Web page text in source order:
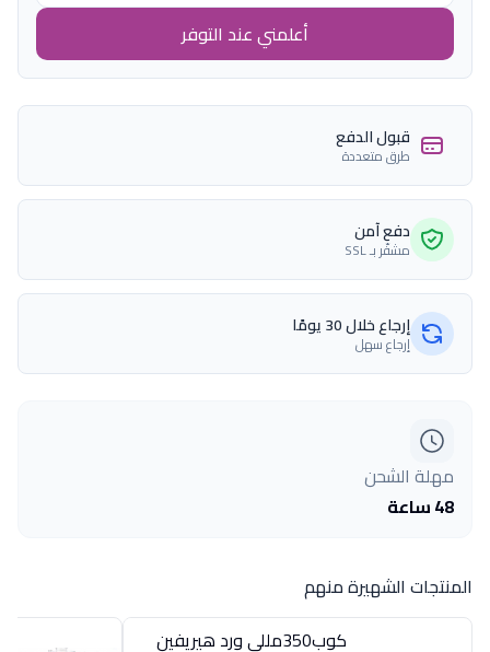
أعلمني عند التوفر
قبول الدفع
طرق متعددة
دفع آمن
مشفّر بـ SSL
إرجاع خلال 30 يومًا
إرجاع سهل
مهلة الشحن
48 ساعة
المنتجات الشهيرة منهم
كوب350مللى ورد هيريفين